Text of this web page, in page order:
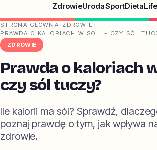
ZdrowieUrodaSportDieta
STRONA GŁÓWNA › ZDROWIE ›
PRAWDA O KALORIACH W SOLI - CZY SÓL
ZDROWIE
Prawda o kaloriach
czy sól tuczy?
Ile kalorii ma sól? Sprawdź,
poznaj prawdę o tym, jak wpływa
zdrowie.